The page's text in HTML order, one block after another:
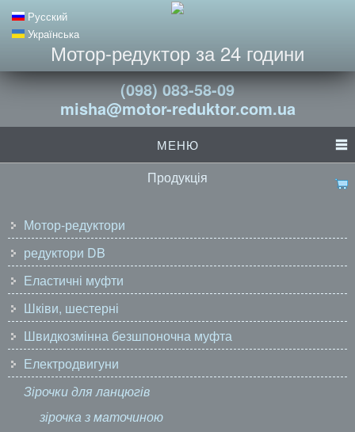
Русский
Українська
Мотор-редуктор за 24 години
(098) 083-58-09
misha@motor-reduktor.com.ua
МЕНЮ
Продукція
Мотор-редуктори
редуктори DB
Еластичні муфти
Шківи, шестерні
Швидкозмінна безшпоночна муфта
Електродвигуни
Зірочки для ланцюгів
зірочка з маточиною